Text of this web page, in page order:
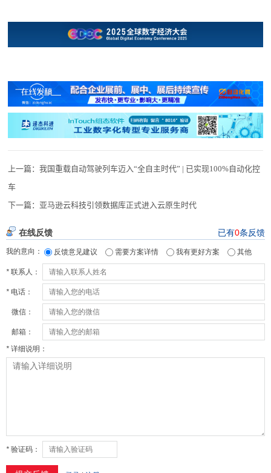
上一篇：我国重载自动驾驶列车迈入“全自主时代” | 已实现100%自动化控
车
下一篇： 亚马逊云科技引领数据库正式进入云原生时代